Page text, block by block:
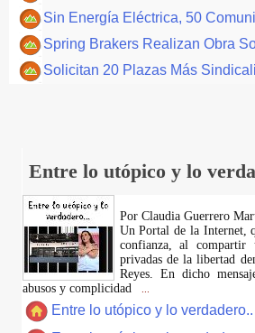
Sin Energía Eléctrica, 50
Spring Brakers Realizan Obra
Solicitan 20 Plazas Más
Entre lo utópico y lo
Por Claudia Guerrero
​Un Portal de la Internet,
confianza, al compartir
privadas de la libertad
Reyes. En dicho
abusos y complicidad
Entre lo utópico y lo verdadero..